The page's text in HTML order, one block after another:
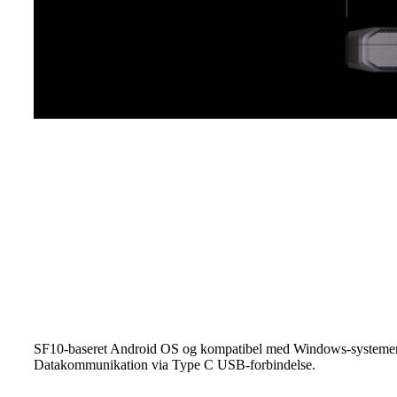
SF10-baseret Android OS og kompatibel med Windows-
Datakommunikation via Type C USB-forbindelse.